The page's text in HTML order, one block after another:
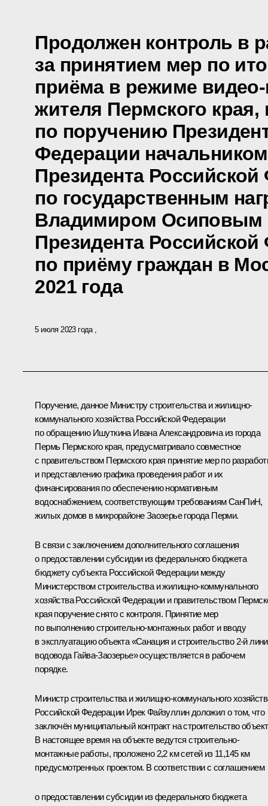
Продолжен контроль в
за принятием мер по
приёма в режиме
жителя Пермского края,
по поручению
Федерации
Президента
по государственным
Владимиром Осиповым
Президента
по приёму граждан в
2021 года
5 июля 2023 года
Поручение, данное Министру строительства и жилищно-
коммунального хозяйства Российской Федерации
по обращению Ишуткина Ивана Александровича из города
Пермь Пермского края, предусматривало совместное
с правительством Пермского края принятие мер по
и представлению графика проведения работ и их
финансирования по обеспечению нормативным
водоснабжением, соответствующим требованиям СанПиН,
жилых домов в микрорайоне Заозерье города Перми.
В связи с заключением дополнительного соглашения
о предоставлении субсидии из федерального бюджета
бюджету субъекта Российской Федерации между
Министерством строительства и жилищно-коммунального
хозяйства Российской Федерации и правительством
края поручение снято с контроля. Принятие мер
по выполнению строительно-монтажных работ и вводу
в эксплуатацию объекта «Санация и строительство 2-й
водовода Гайва-Заозерье» осуществляется в рабочем
порядке.
Министр строительства и жилищно-коммунального
Российской Федерации Ирек Файзуллин доложил о том, что
заключён муниципальный контракт на строительство
В настоящее время на объекте ведутся строительно-
монтажные работы, проложено 2,2 км сетей из 11,145 км
предусмотренных проектом. В соответствии с соглашением
о предоставлении субсидии из федерального бюджета